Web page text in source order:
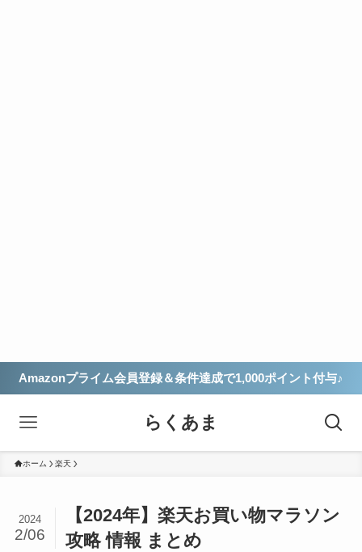
Amazonプライム会員登録＆条件達成で1,000ポイント付与♪
らくあま
ホーム 楽天
【2024年】楽天お買い物マラソン
攻略 情報 まとめ
2024
2/06